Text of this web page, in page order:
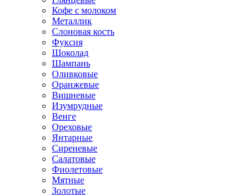
Кофе с молоком
Металлик
Слоновая кость
Фуксия
Шоколад
Шампань
Оливковые
Оранжевые
Вишневые
Изумрудные
Венге
Ореховые
Янтарные
Сиреневые
Салатовые
Фиолетовые
Мятные
Золотые